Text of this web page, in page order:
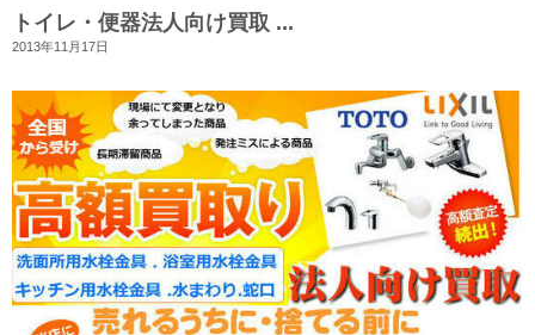
トイレ・便器法人向け買取 ...
2013年11月17日